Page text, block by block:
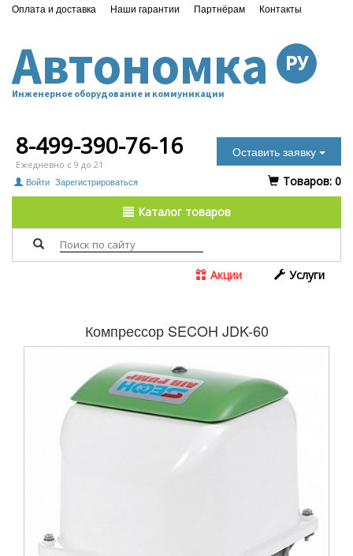
Оплата и доставка Наши гарантии Партнёрам Контакты
Автономка РУ
Инженерное оборудование и коммуникации
8-499-390-76-16
Ежедневно с 9 до 21
Оставить заявку
Войти Зарегистрироваться
Каталог товаров
Акции Услуги
Tоваров: 0
Компрессор SECOH JDK-60